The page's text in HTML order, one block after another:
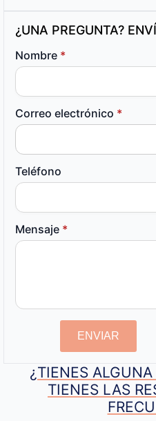
¿UNA PREGUNTA?
Nombre *
Correo electrónico *
Teléfono
Mensaje *
ENVIAR
¿TIENES
TIENES LAS